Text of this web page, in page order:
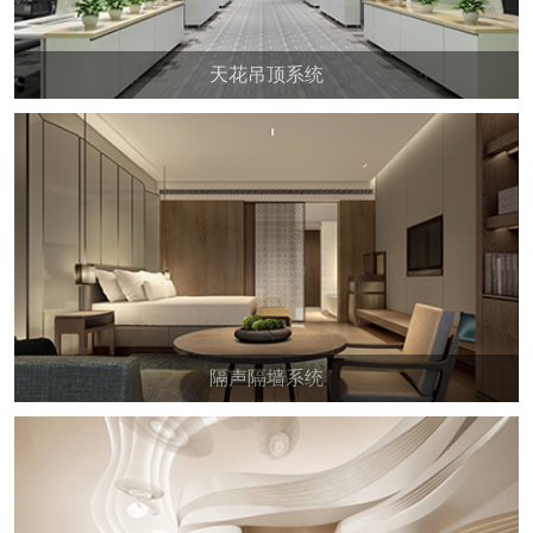
天花吊顶系统
隔声隔墙系统